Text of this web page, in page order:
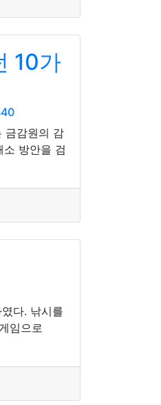
10가
금감원의 감
방안을 검
다. 낚시를
임으로